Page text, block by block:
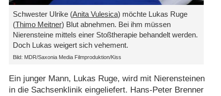
Schwester Ulrike (Anita Vulesica) möchte Lukas Ruge
(Thimo Meitner) Blut abnehmen. Bei ihm müssen
Nierensteine mittels einer Stoßtherapie behandelt werden.
Doch Lukas weigert sich vehement.
Bild: MDR/Saxonia Media Filmproduktion/Kiss
Ein junger Mann, Lukas Ruge, wird mit Nierensteinen
in die Sachsenklinik eingeliefert. Hans-Peter Brenner